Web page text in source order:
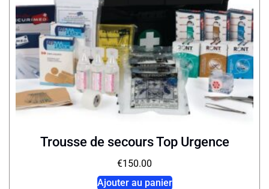
Trousse de secours Top Urgence
€150.00
Ajouter au panier